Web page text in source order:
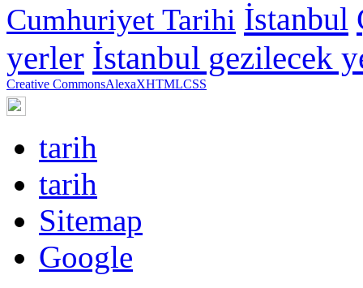
Cumhuriyet Tarihi İstanbul
yerler İstanbul gezilecek
Creative CommonsAlexaXHTMLCSS
tarih
tarih
Sitemap
Google